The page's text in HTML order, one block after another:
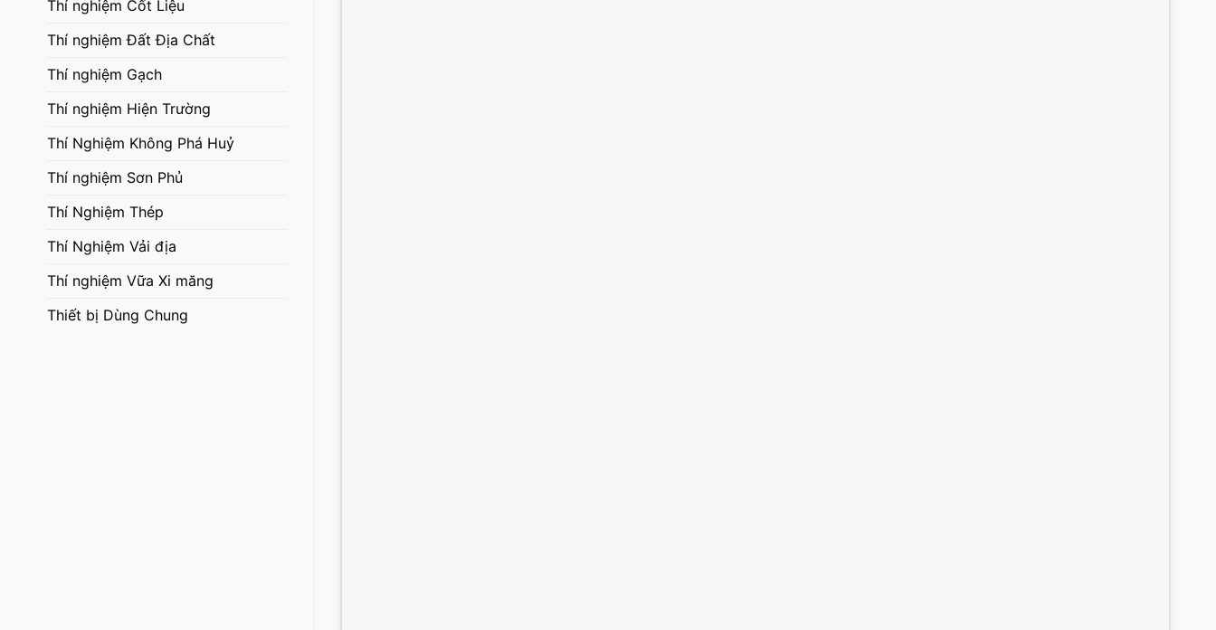
Thí nghiệm Cốt Liệu
Thí nghiệm Đất Địa Chất
Thí nghiệm Gạch
Thí nghiệm Hiện Trường
Thí Nghiệm Không Phá Huỷ
Thí nghiệm Sơn Phủ
Thí Nghiệm Thép
Thí Nghiệm Vải địa
Thí nghiệm Vữa Xi măng
Thiết bị Dùng Chung